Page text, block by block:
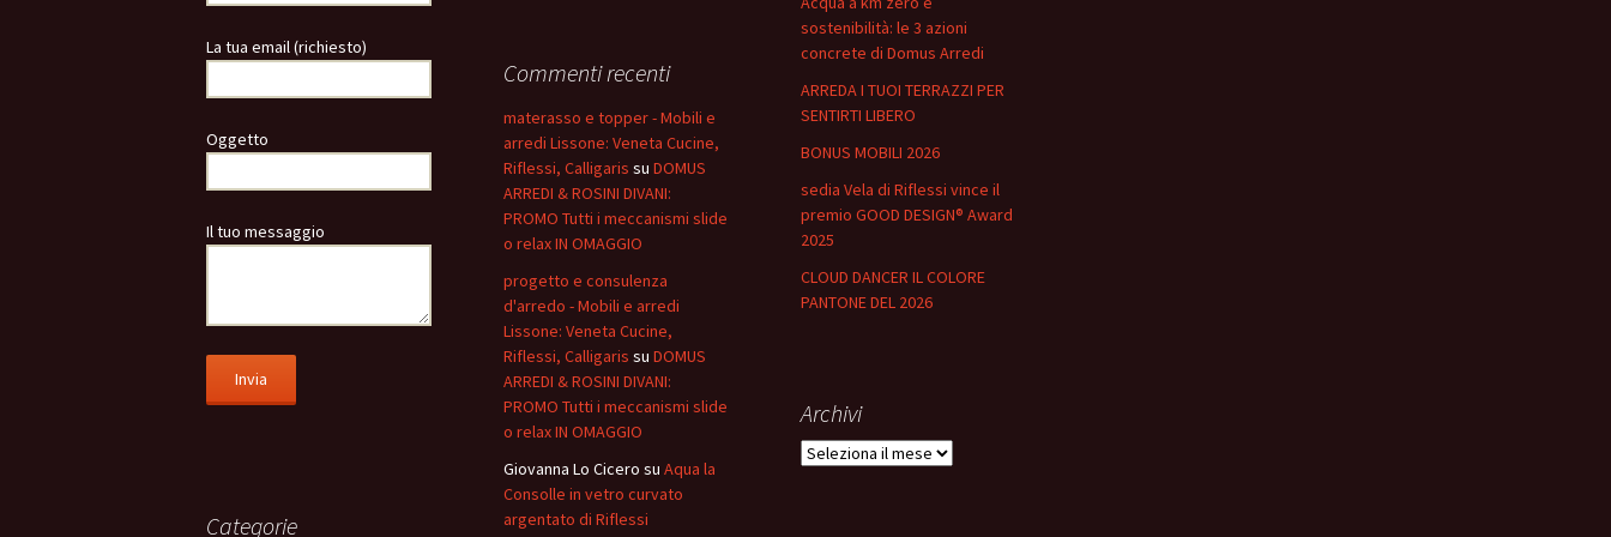
La tua email (richiesto)
Oggetto
Il tuo messaggio
sostenibilità: le 3 azioni
concrete di Domus Arredi
ARREDA I TUOI TERRAZZI PER
SENTIRTI LIBERO
BONUS MOBILI 2026
sedia Vela di Riflessi vince il
premio GOOD DESIGN® Award
2025
CLOUD DANCER IL COLORE
PANTONE DEL 2026
Commenti recenti
materasso e topper - Mobili e
arredi Lissone: Veneta Cucine,
Riflessi, Calligaris su DOMUS
ARREDI & ROSINI DIVANI:
PROMO Tutti i meccanismi slide
o relax IN OMAGGIO
progetto e consulenza
d'arredo - Mobili e arredi
Lissone: Veneta Cucine,
Riflessi, Calligaris su DOMUS
ARREDI & ROSINI DIVANI:
PROMO Tutti i meccanismi slide
o relax IN OMAGGIO
Giovanna Lo Cicero su Aqua la
Consolle in vetro curvato
argentato di Riflessi
Archivi
Archivi
Categorie